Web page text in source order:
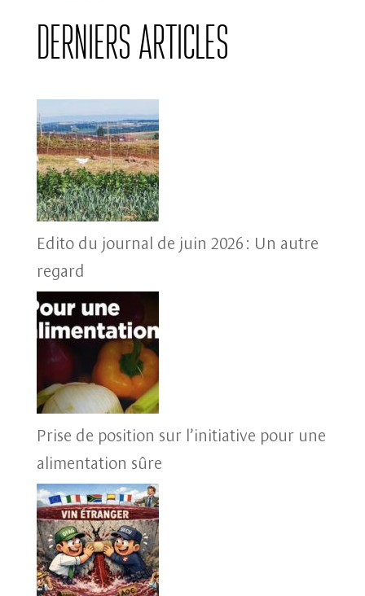
Derniers articles
Edito du journal de juin 2026 : Un autre
regard
Prise de position sur l’initiative pour une
alimentation sûre